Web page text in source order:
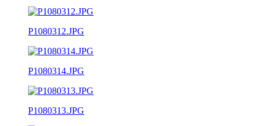
P1080312.JPG
P1080314.JPG
P1080313.JPG